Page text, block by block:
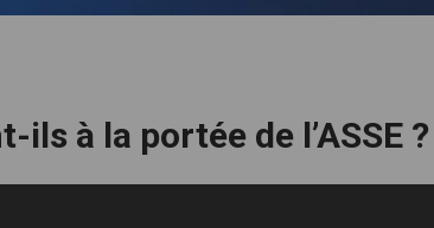
ils à la portée de l’ASSE ?